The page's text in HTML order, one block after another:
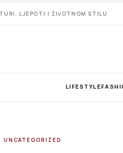
LJEPOTI I ŽIVOTNOM STILU
LIFESTYLE
UNCATEGORIZED